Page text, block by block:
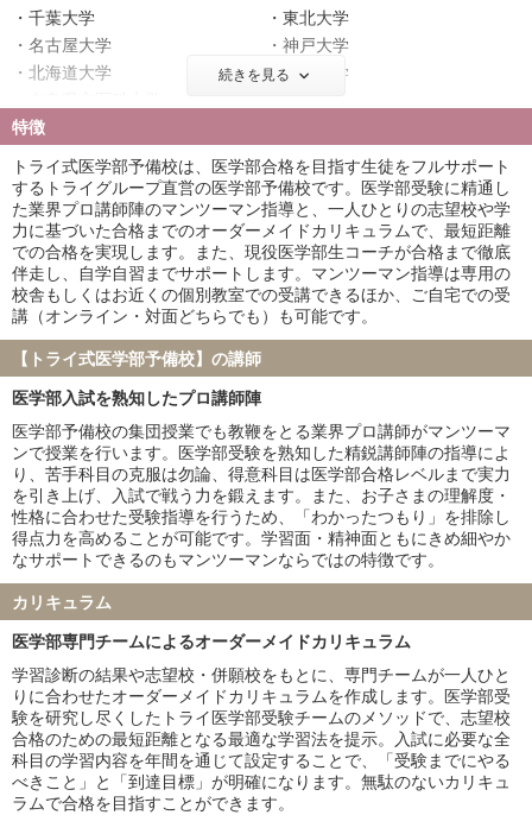
千葉大学
東北大学
名古屋大学
神戸大学
北海道大学
広島大学
名古屋市立大学
金沢大学
浜松医科大学
滋賀医科大学
長崎大学
群馬大学
富山大学
岐阜大学
鹿児島大学
山口大学
愛媛大学
香川大学
福井大学
弘前大学
琉球大学
札幌医科大学
大分大学
鳥取大学
徳島大学
旭川医科大学
山形大学
福島県立医科大学
島根大学
佐賀大学
防衛医科大学校
私立大学
慶應義塾大学
東京慈恵会医科大学
大阪医科薬科大学
国際医療福祉大学
自治医科大学
東邦大学
産業医科大学
帝京大学
近畿大学
愛知医科大学
藤田医科大学
杏林大学
日本大学
兵庫医科大学
聖マリアンナ医科大学
続きを見る
特徴
トライ式医学部予備校は、医学部合格を目指す生徒をフルサポート
するトライグループ直営の医学部予備校です。医学部受験に精通し
た業界プロ講師陣のマンツーマン指導と、一人ひとりの志望校や学
力に基づいた合格までのオーダーメイドカリキュラムで、最短距離
での合格を実現します。また、現役医学部生コーチが合格まで徹底
伴走し、自学自習までサポートします。マンツーマン指導は専用の
校舎もしくはお近くの個別教室での受講できるほか、ご自宅での受
講（オンライン・対面どちらでも）も可能です。
【トライ式医学部予備校】の講師
医学部入試を熟知したプロ講師陣
医学部予備校の集団授業でも教鞭をとる業界プロ講師がマンツーマ
ンで授業を行います。医学部受験を熟知した精鋭講師陣の指導によ
り、苦手科目の克服は勿論、得意科目は医学部合格レベルまで実力
を引き上げ、入試で戦う力を鍛えます。また、お子さまの理解度・
性格に合わせた受験指導を行うため、「わかったつもり」を排除し
得点力を高めることが可能です。学習面・精神面ともにきめ細やか
なサポートできるのもマンツーマンならではの特徴です。
カリキュラム
医学部専門チームによるオーダーメイドカリキュラム
学習診断の結果や志望校・併願校をもとに、専門チームが一人ひと
りに合わせたオーダーメイドカリキュラムを作成します。医学部受
験を研究し尽くしたトライ医学部受験チームのメソッドで、志望校
合格のための最短距離となる最適な学習法を提示。入試に必要な全
科目の学習内容を年間を通じて設定することで、「受験までにやる
べきこと」と「到達目標」が明確になります。無駄のないカリキュ
ラムで合格を目指すことができます。